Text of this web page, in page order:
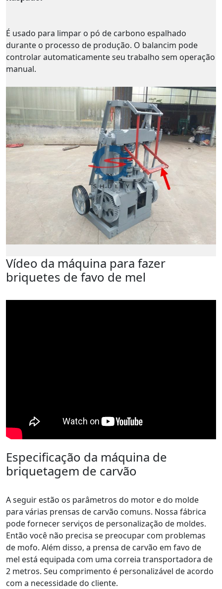
É usado para limpar o pó de carbono espalhado
durante o processo de produção. O balancim pode
controlar automaticamente seu trabalho sem operação
manual.
Vídeo da máquina para fazer
briquetes de favo de mel
Especificação da máquina de
briquetagem de carvão
A seguir estão os parâmetros do motor e do molde
para várias prensas de carvão comuns. Nossa fábrica
pode fornecer serviços de personalização de moldes.
Então você não precisa se preocupar com problemas
de mofo. Além disso, a prensa de carvão em favo de
mel está equipada com uma correia transportadora de
2 metros. Seu comprimento é personalizável de acordo
com a necessidade do cliente.